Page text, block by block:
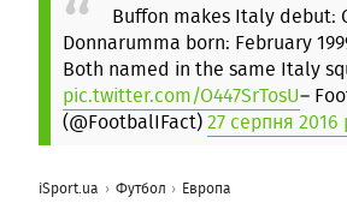
Buffon makes Italy debut:
Donnarumma born: February
Both named in the same Italy
pic.twitter.com/O447SrTosU–
(@FootbalIFact)27 серпня 2016
iSport.ua Футбол Европа